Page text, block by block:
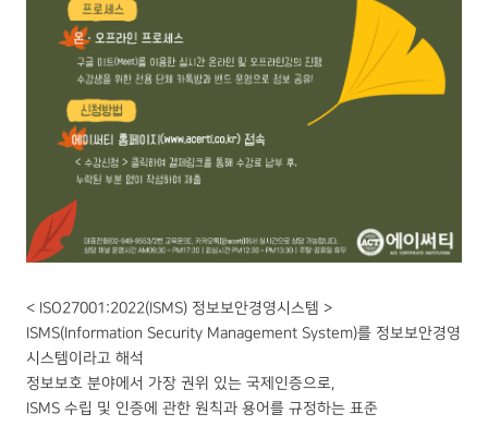
< ISO27001:2022(ISMS) 정보보안경영시스템 >
ISMS(Information Security Management System)를 정보보안경영
시스템이라고 해석
정보보호 분야에서 가장 권위 있는 국제인증으로,
ISMS 수립 및 인증에 관한 원칙과 용어를 규정하는 표준